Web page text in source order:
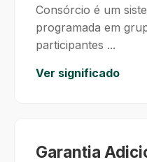
Consórcio é um
programada em
participantes ...
Ver significado
Garantia